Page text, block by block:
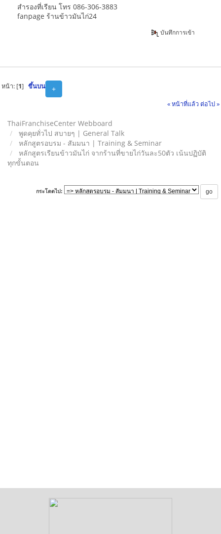
สำรองที่เรียน โทร 086-306-3883
fanpage ร้านข้าวมันไก่24
บันทึกการเข้า
+
หน้า: [1] ขึ้นบน
« หน้าที่แล้ว ต่อไป »
ThaiFranchiseCenter Webboard
พูดคุยทั่วไป สบายๆ | General Talk
หลักสูตรอบรม - สัมมนา | Training & Seminar
หลักสูตรเรียนข้าวมันไก่ จากร้านที่ขายไก่วันละ50ตัว เน้นปฏิบัติ
ทุกขั้นตอน
กระโดดไป: